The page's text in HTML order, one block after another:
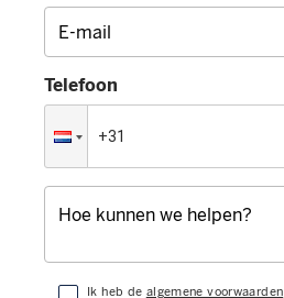
Telefoon
Ik heb de algemene voorwaarden